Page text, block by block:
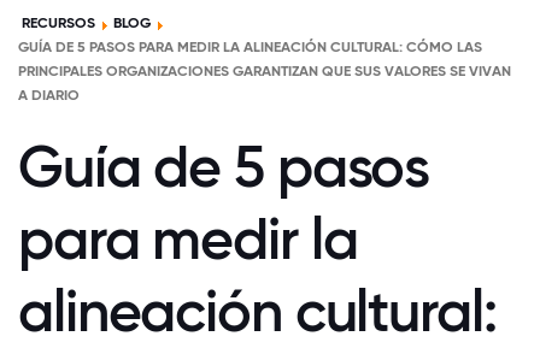
RECURSOS
BLOG
GUÍA DE 5 PASOS PARA MEDIR LA ALINEACIÓN CULTURAL: CÓMO LAS
PRINCIPALES ORGANIZACIONES GARANTIZAN QUE SUS VALORES SE VIVAN
A DIARIO
Guía de 5 pasos
para medir la
alineación cultural: